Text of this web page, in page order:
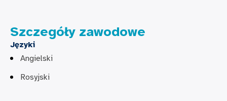
Szczegóły zawodowe
Języki
Angielski
Rosyjski